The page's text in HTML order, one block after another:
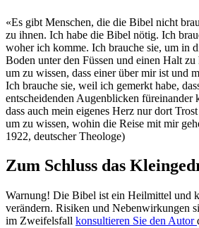
«Es gibt Menschen, die die Bibel nicht
zu ihnen. Ich habe die Bibel nötig. Ich
woher ich komme. Ich brauche sie, um in
Boden unter den Füssen und einen Halt zu
um zu wissen, dass einer über mir ist und
Ich brauche sie, weil ich gemerkt habe,
entscheidenden Augenblicken füreinander
dass auch mein eigenes Herz nur dort
um zu wissen, wohin die Reise mit mir
1922, deutscher Theologe)
Zum Schluss das
Warnung! Die Bibel ist ein Heilmittel und
verändern. Risiken und Nebenwirkungen
im Zweifelsfall konsultieren Sie den Autor